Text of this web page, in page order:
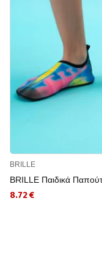
BRILLE
BRILLE Παιδικά
8.72 €